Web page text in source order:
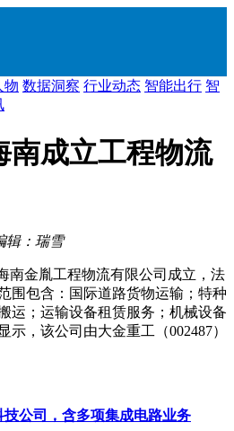
物 数据洞察 行业动态 智能出行 智
南成立工程物流
辑：瑞雪
南金胤工程物流有限公司成立，法
围包含：国际道路货物运输；特种
运；运输设备租赁服务；机械设备
，该公司由大金重工（002487）
公司，含多项集成电路业务